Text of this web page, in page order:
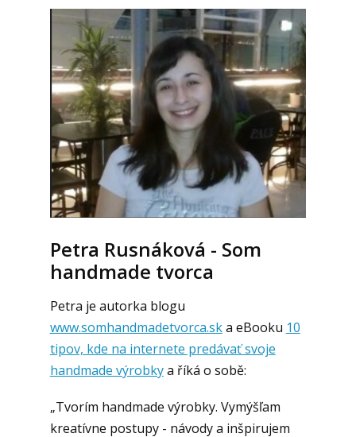
Petra Rusnáková - Som
handmade tvorca
Petra je autorka blogu
www.somhandmadetvorca.ska eBooku 10
tipov, kde na internete predávať svoje
handmade výrobkya říká o sobě:
„Tvorím handmade výrobky. Vymýšľam
kreatívne postupy - návody a inšpirujem